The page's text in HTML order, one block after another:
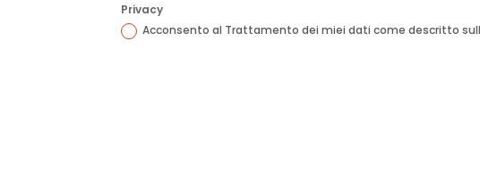
Privacy
Acconsento al Trattamento dei miei dati come descritto